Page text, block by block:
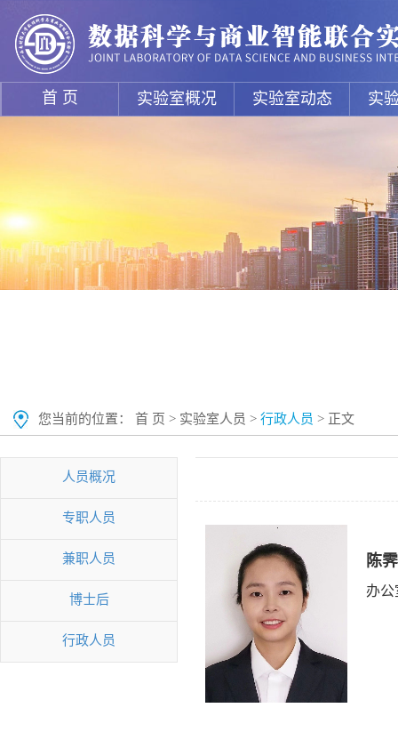
首 页 实验室概况 实验室动态 实
您当前的位置： 首 页 > 实验室人员 > 行政人员 > 正文
人员概况
专职人员
兼职人员
博士后
行政人员
陈霁
办公